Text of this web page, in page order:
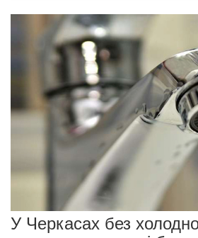
У Черкасах без